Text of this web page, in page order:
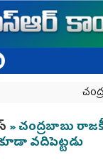
» చంద్రబాబు
వదిపెట్టడు